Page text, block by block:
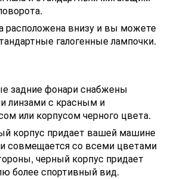
расположена внизу и вы можете
галогенные лампочки.
задние фонари снабжены
линзами с красным и
или корпусом черного цвета.
корпус придает вашей машине
совмещается со всеми цветами
черный корпус придает
более спортивный вид.